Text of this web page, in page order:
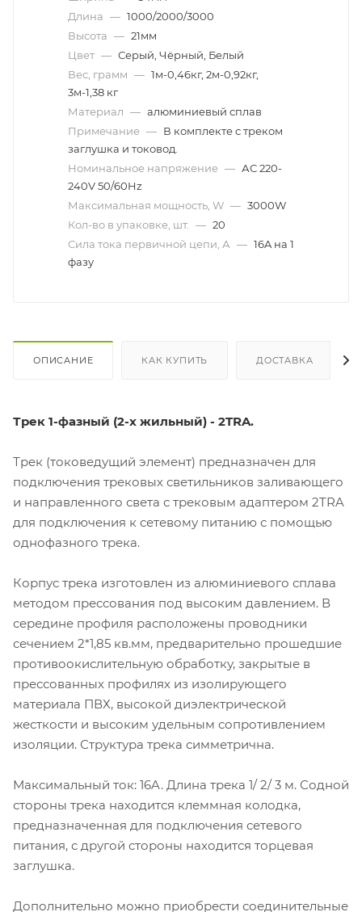
Длина — 1000/2000/3000
Высота — 21мм
Цвет — Серый, Чёрный, Белый
Вес, грамм — 1м-0,46кг, 2м-0,92кг,
3м-1,38 кг
Материал — алюминиевый сплав
Примечание — В комплекте с треком
заглушка и токовод.
Номинальное напряжение — АС 220-
240V 50/60Hz
Максимальная мощность, W — 3000W
Кол-во в упаковке, шт.
— 20
Сила тока первичной цепи, А — 16A на 1
фазу
ОПИСАНИЕ КАК КУПИТЬ ДОСТАВКА
Трек 1-фазный (2-х жильный) - 2TRA.
Трек (токоведущий элемент) предназначен для
подключения трековых светильников заливающего
и направленного света с трековым адаптером 2TRA
для подключения к сетевому питанию с помощью
однофазного трека.
Корпус трека изготовлен из алюминиевого сплава
методом прессования под высоким давлением. В
середине профиля расположены проводники
сечением 2*1,85 кв.мм, предварительно прошедшие
противоокислительную обработку, закрытые в
прессованных профилях из изолирующего
материала ПВХ, высокой диэлектрической
жесткости и высоким удельным сопротивлением
изоляции. Структура трека симметрична.
Максимальный ток: 16A. Длина трека 1/ 2/ 3 м. Содной
стороны трека находится клеммная колодка,
предназначенная для подключения сетевого
питания, с другой стороны находится торцевая
заглушка.
Дополнительно можно приобрести соединительные